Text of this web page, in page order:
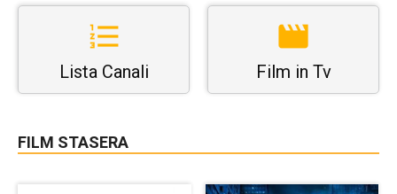
Lista Canali Film in Tv
FILM STASERA